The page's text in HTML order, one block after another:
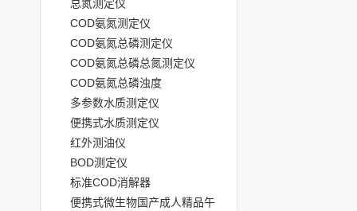
总氮测定仪
COD氨氮测定仪
COD氨氮总磷测定仪
COD氨氮总磷总氮测定仪
COD氨氮总磷浊度
多参数水质测定仪
便携式水质测定仪
红外测油仪
BOD测定仪
标准COD消解器
便携式微生物国产成人精品午